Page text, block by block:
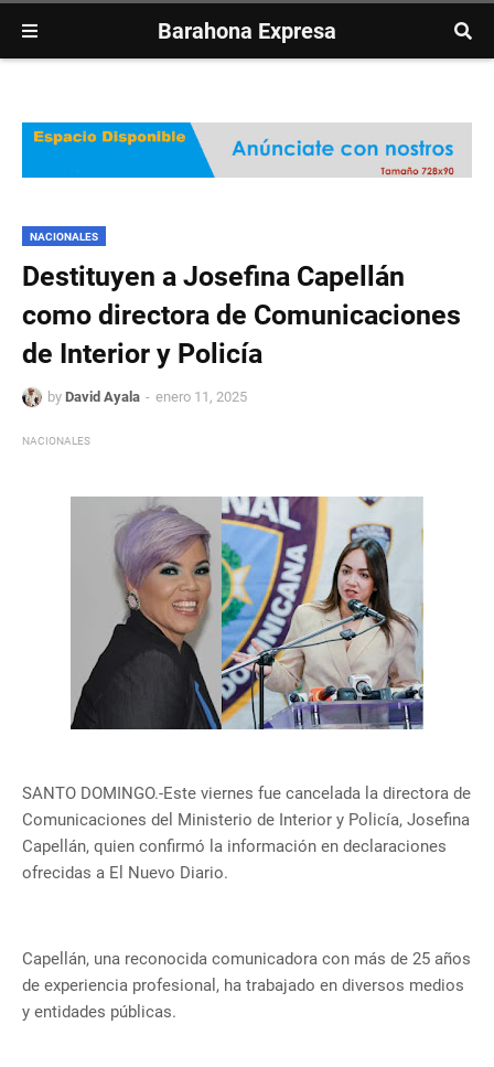
Barahona Expresa
NACIONALES
Destituyen a Josefina Capellán
como directora de Comunicaciones
de Interior y Policía
by David Ayala enero 11, 2025
NACIONALES
SANTO DOMINGO.-Este viernes fue cancelada la directora de
Comunicaciones del Ministerio de Interior y Policía, Josefina
Capellán, quien confirmó la información en declaraciones
ofrecidas a El Nuevo Diario.
Capellán, una reconocida comunicadora con más de 25 años
de experiencia profesional, ha trabajado en diversos medios
y entidades públicas.